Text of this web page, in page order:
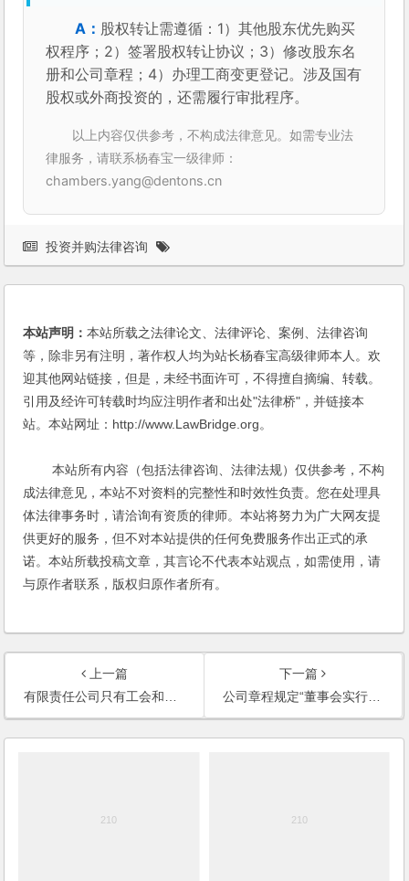
股权转让需遵循：1）其他股东优先购买
权程序；2）签署股权转让协议；3）修改股东名
册和公司章程；4）办理工商变更登记。涉及国有
股权或外商投资的，还需履行审批程序。
以上内容仅供参考，不构成法律意见。如需专业法
律服务，请联系杨春宝一级律师：
chambers.yang@dentons.cn
投资并购法律咨询
本站声明：本站所载之法律论文、法律评论、案例、法律咨询
等，除非另有注明，著作权人均为站长杨春宝高级律师本人。欢
迎其他网站链接，但是，未经书面许可，不得擅自摘编、转载。
引用及经许可转载时均应注明作者和出处"法律桥"，并链接本
站。本站网址：http://www.LawBridge.org。
本站所有内容（包括法律咨询、法律法规）仅供参考，不构
成法律意见，本站不对资料的完整性和时效性负责。您在处理具
体法律事务时，请洽询有资质的律师。本站将努力为广大网友提
供更好的服务，但不对本站提供的任何免费服务作出正式的承
诺。本站所载投稿文章，其言论不代表本站观点，如需使用，请
与原作者联系，版权归原作者所有。
上一篇
有限责任公司只有工会和持股会两个股东，董事会的组成有什么规定？
下一篇
公司章程规定“董事会实行每1万元为一表决权制，会议决议以超过半数以上表决权同意方可通过。”与现行公司法有冲突？